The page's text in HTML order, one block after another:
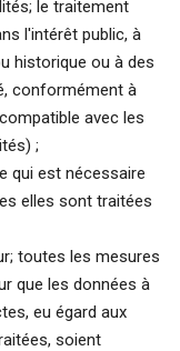
le traitement
l'intérêt public, à
historique ou à des
conformément à
avec les
;
qui est nécessaire
elles sont traitées
toutes les mesures
que les données à
eu égard aux
soient